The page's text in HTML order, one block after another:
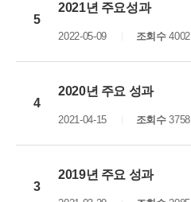
5
2021년 주요성과
2022-05-09 조회수4002
4
2020년 주요 성과
2021-04-15 조회수3758
3
2019년 주요 성과